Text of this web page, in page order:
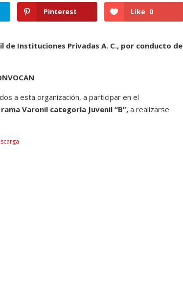
Pinterest Like 0
de Instituciones Privadas A. C., por conducto de
a esta organización, a participar en el
Varonil categoría Juvenil “B”,a realizarse